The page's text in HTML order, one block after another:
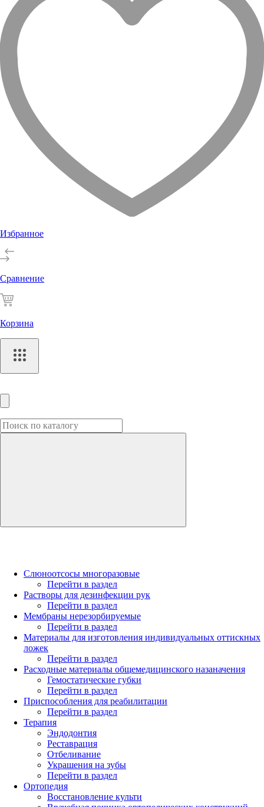
Избранное
Сравнение
Корзина
Слюноотсосы многоразовые
Перейти в раздел
Растворы для дезинфекции рук
Перейти в раздел
Мембраны нерезорбируемые
Перейти в раздел
Материалы для изготовления индивидуальных оттискных
ложек
Перейти в раздел
Расходные материалы общемедицинского назаначения
Гемостатические губки
Перейти в раздел
Приспособления для реабилитации
Перейти в раздел
Терапия
Эндодонтия
Реставрация
Отбеливание
Украшения на зубы
Перейти в раздел
Ортопедия
Восстановление культи